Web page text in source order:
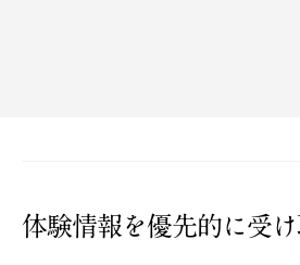
体験情報を優先的に受け